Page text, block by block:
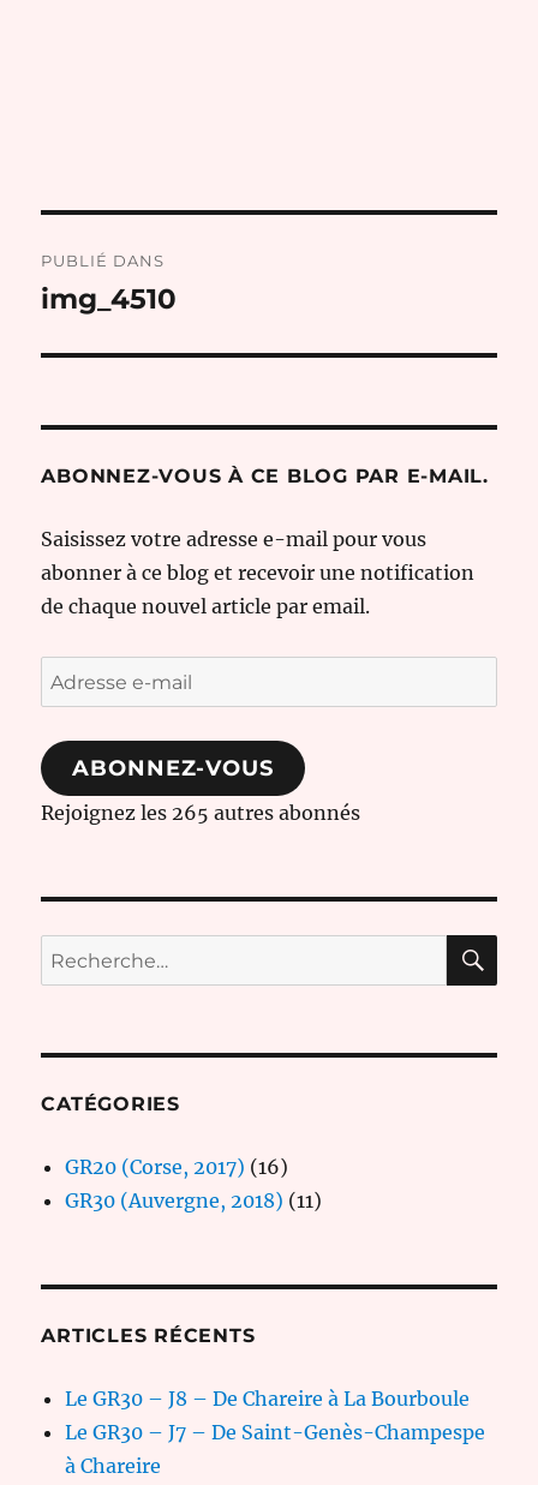
de
PUBLIÉ DANS
img_4510
ABONNEZ-VOUS À CE BLOG PAR E-MAIL.
Saisissez votre adresse e-mail pour vous
abonner à ce blog et recevoir une notification
de chaque nouvel article par email.
Adresse
e-
mail
ABONNEZ-VOUS
Rejoignez les 265 autres abonnés
Recherche
pour :
CATÉGORIES
GR20 (Corse, 2017) (16)
GR30 (Auvergne, 2018) (11)
ARTICLES RÉCENTS
Le GR30 – J8 – De Chareire à La Bourboule
Le GR30 – J7 – De Saint-Genès-Champespe
à Chareire